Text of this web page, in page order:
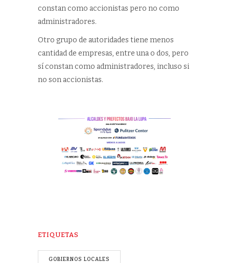
constan como accionistas pero no como
administradores.
Otro grupo de autoridades tiene menos
cantidad de empresas, entre una o dos, pero
sí constan como administradores, incluso si
no son accionistas.
ETIQUETAS
GOBIERNOS LOCALES